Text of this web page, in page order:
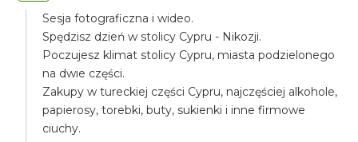
Sesja fotograficzna i wideo.
Spędzisz dzień w stolicy Cypru - Nikozji.
Poczujesz klimat stolicy Cypru, miasta podzielonego
na dwie części.
Zakupy w tureckiej części Cypru, najczęściej alkohole,
papierosy, torebki, buty, sukienki i inne firmowe
ciuchy.